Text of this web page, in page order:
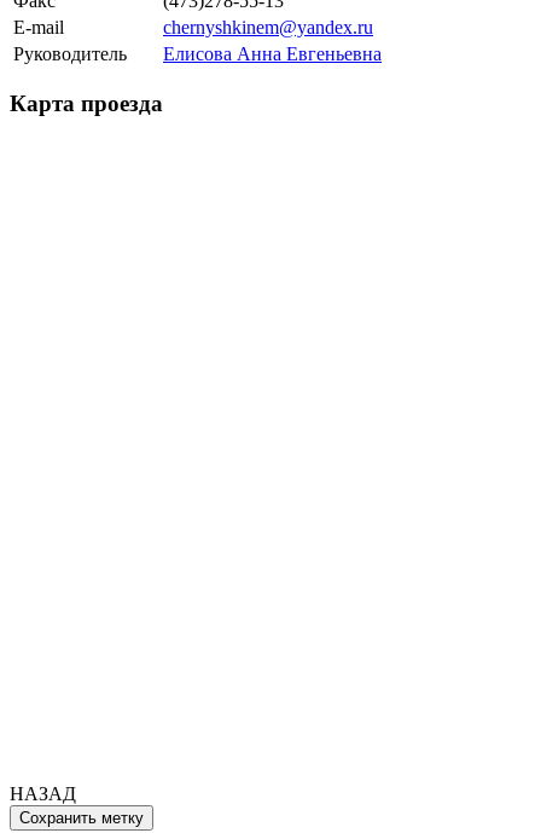
E-mail
chernyshkinem@yandex.ru
Руководитель
Елисова Анна Евгеньевна
Карта проезда
НАЗАД